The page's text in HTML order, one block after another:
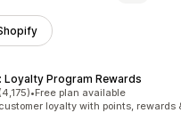
Loyalty Program Rewards
5 ดาว
(4,175)รีวิว
•Free plan available
loyalty with points, rewards